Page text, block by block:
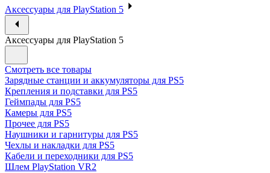
Аксессуары для PlayStation 5
Аксессуары для PlayStation 5
Смотреть все товары
Зарядные станции и аккумуляторы для PS5
Крепления и подставки для PS5
Геймпады для PS5
Камеры для PS5
Прочее для PS5
Наушники и гарнитуры для PS5
Чехлы и накладки для PS5
Кабели и переходники для PS5
Шлем PlayStation VR2